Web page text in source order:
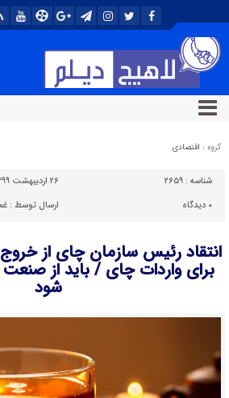
گروه : اقتصادی
شناسه : ۲۶۵۹
۲۶ اردیبهشت ۱۳۹۹ - ۲۰:۴۷
۰ دیدگاه ارسال توسط :
برای واردات چای / باید از
شود